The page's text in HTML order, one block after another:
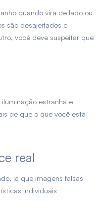
quando vira de lado ou
são desajeitados e
você deve suspeitar que
estranha e
de que o que você está
real
já que imagens falsas
individuais